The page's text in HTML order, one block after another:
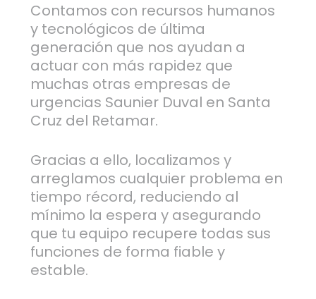
Contamos con recursos humanos
y tecnológicos de última
generación que nos ayudan a
actuar con más rapidez que
muchas otras empresas de
urgencias Saunier Duval en Santa
Cruz del Retamar.
Gracias a ello, localizamos y
arreglamos cualquier problema en
tiempo récord, reduciendo al
mínimo la espera y asegurando
que tu equipo recupere todas sus
funciones de forma fiable y
estable.